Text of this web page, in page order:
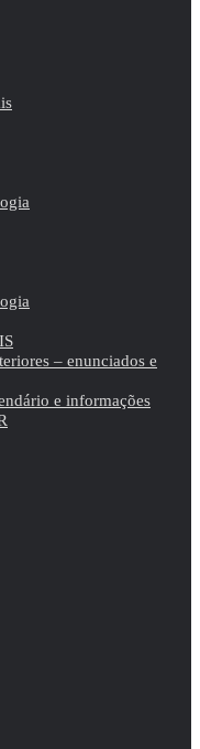
– enunciados e
e informações